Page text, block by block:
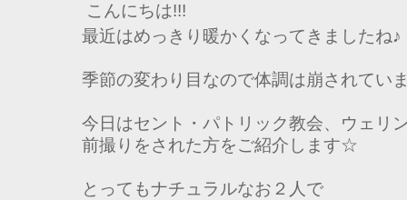
こんにちは!!!
最近はめっきり暖かくなってきましたね♪
季節の変わり目なので体調は崩されてい
今日はセント・パトリック教会、ウェリ
前撮りをされた方をご紹介します☆
とってもナチュラルなお２人で